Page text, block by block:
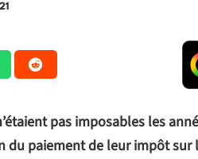
pas imposables les
paiement de leur impôt sur